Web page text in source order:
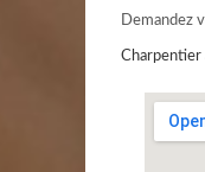
Demandez
Charpentier